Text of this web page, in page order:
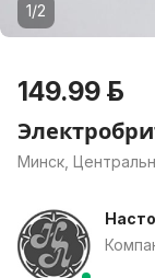
1/2
149.99 р.
Минск,